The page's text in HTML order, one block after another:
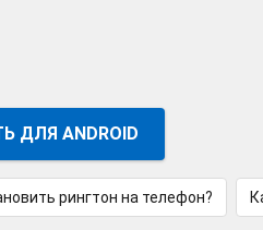
ДЛЯ ANDROID
рингтон на телефон?